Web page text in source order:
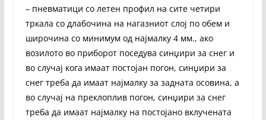
– пневматици со летен профил на сите четири
тркала со длабочина на нагазниот слој по обем и
широчина со минимум од најмалку 4 мм., ако
возилото во приборот поседува синџири за снег и
во случај кога имаат постојан погон, синџири за
снег треба да имаат најмалку за задната осовина, а
во случај на преклоплив погон, синџири за снег
треба да имаат најмалку на постојано вклучената